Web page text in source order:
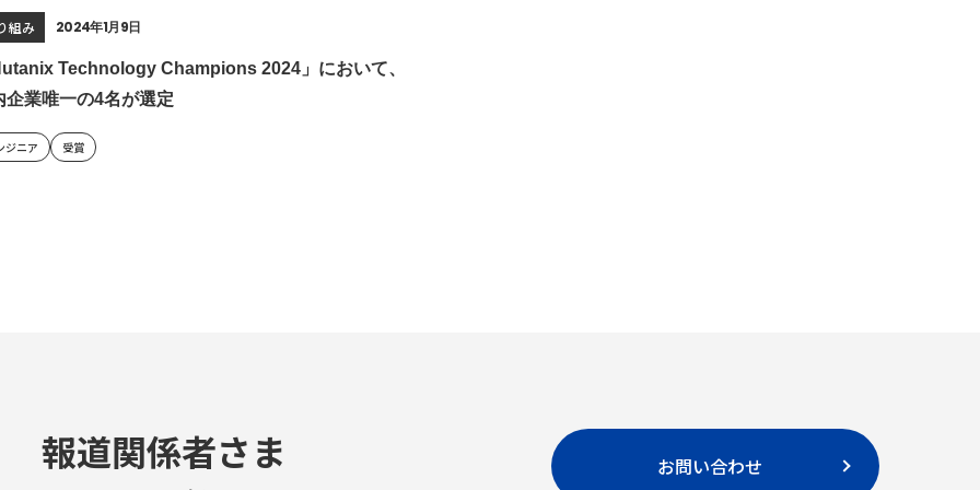
組み 2024年1月9日
Technology Champions 2024」において、
企業唯一の4名が選定
ジニア 受賞
報道関係者さま お問い合わせ